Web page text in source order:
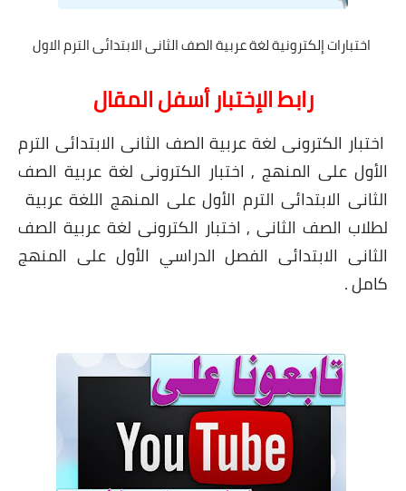
اختبارات إلكترونية لغة عربية الصف الثانى الابتدائى الترم الاول
رابط الإختبار أسفل المقال
اختبار الكترونى لغة عربية الصف الثانى الابتدائى الترم
الأول على المنهج , اختبار الكترونى لغة عربية الصف
الثانى الابتدائى الترم الأول على المنهج اللغة عربية
لطلاب الصف الثانى , اختبار الكترونى لغة عربية الصف
الثانى الابتدائى الفصل الدراسي الأول على المنهج
كامل .